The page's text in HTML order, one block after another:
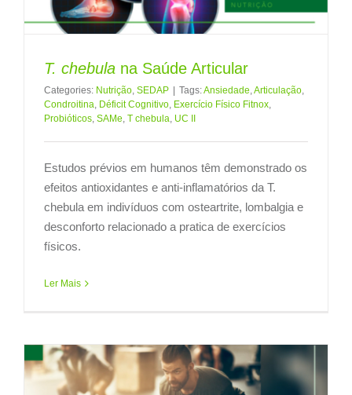
T. chebula na Saúde Articular
Categories: Nutrição SEDAP | Tags:Ansiedade Articulação
Condroitina Déficit Cognitivo Exercício Físico Fitnox
Probióticos SAMe T chebula UC II
Estudos prévios em humanos têm demonstrado os
efeitos antioxidantes e anti-inflamatórios da T.
chebula em indivíduos com osteartrite, lombalgia e
desconforto relacionado a pratica de exercícios
físicos.
Ler Mais